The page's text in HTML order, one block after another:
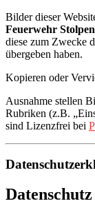
Bilder dieser
Feuerwehr
diese zum Zwecke
übergeben haben.
Kopieren oder
Ausnahme stellen
Rubriken (z.B.
sind Lizenzfrei bei